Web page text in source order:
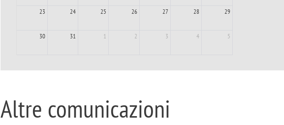
23 24 25 26 27 28 29
30 31 1 2 3 4 5
Altre comunicazioni